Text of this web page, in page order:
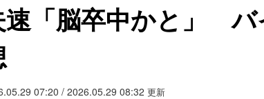
速「脳卒中かと」 バ
07:20 / 2026.05.29 08:32 更新